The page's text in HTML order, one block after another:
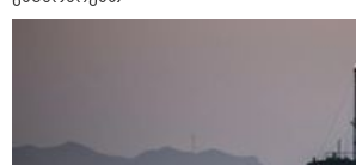
დაშავებული,
იერიში
რაკეტებით
14:13 / 04-08-